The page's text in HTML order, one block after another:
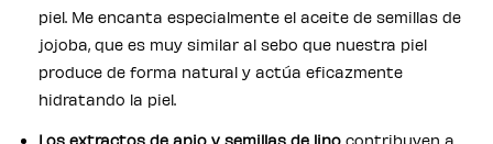
piel. Me encanta especialmente el aceite de semillas de
jojoba, que es muy similar al sebo que nuestra piel
produce de forma natural y actúa eficazmente
hidratando la piel.
Los extractos de apio y semillas de lino contribuyen a